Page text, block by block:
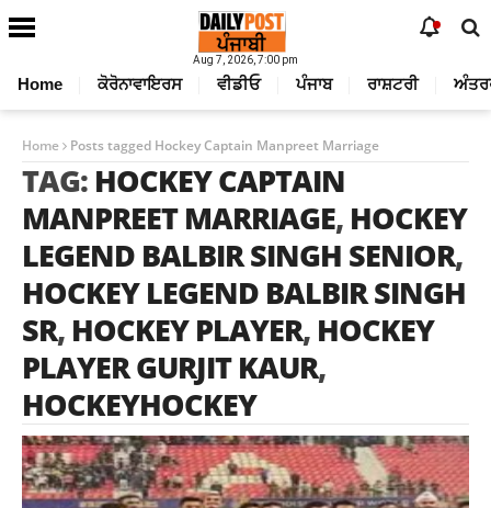
Aug 7, 2026, 7:00 pm
Home ਕੋਰੋਨਾਵਾਇਰਸ ਵੀਡੀਓ ਪੰਜਾਬ ਰਾਸ਼ਟਰੀ
Home Posts tagged Hockey Captain Manpreet Marriage
TAG: HOCKEY CAPTAIN
MANPREET MARRIAGE, HOCKEY
LEGEND BALBIR SINGH SENIOR,
HOCKEY LEGEND BALBIR SINGH
SR, HOCKEY PLAYER, HOCKEY
PLAYER GURJIT KAUR,
HOCKEYHOCKEY